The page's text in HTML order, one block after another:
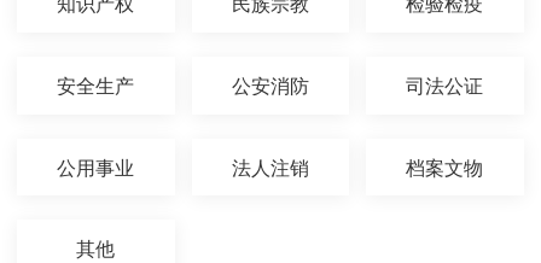
安全生产 公安消防 司法公证
公用事业 法人注销 档案文物
其他